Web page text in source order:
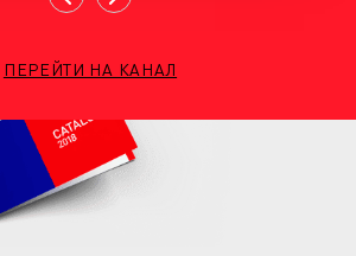
ПЕРЕЙТИ НА КАНАЛ